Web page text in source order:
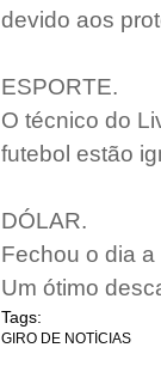
devido aos
ESPORTE.
O técnico do
futebol estão
DÓLAR.
Fechou o dia a
Um ótimo
Tags:
GIRO DE NOTÍCIAS